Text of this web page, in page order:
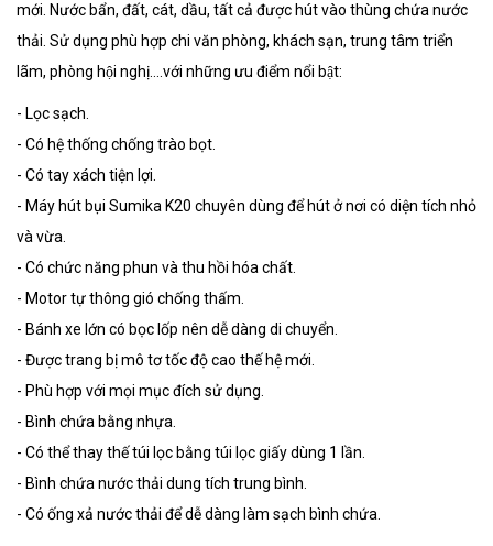
mới. Nước bẩn, đất, cát, dầu, tất cả được hút vào thùng chứa nước
thải. Sử dụng phù hợp chi văn phòng, khách sạn, trung tâm triển
lãm, phòng hội nghị….với những ưu điểm nổi bật:
- Lọc sạch.
- Có hệ thống chống trào bọt.
- Có tay xách tiện lợi.
- Máy hút bụi Sumika K20 chuyên dùng để hút ở nơi có diện tích nhỏ
và vừa.
- Có chức năng phun và thu hồi hóa chất.
- Motor tự thông gió chống thấm.
- Bánh xe lớn có bọc lốp nên dễ dàng di chuyển.
- Được trang bị mô tơ tốc độ cao thế hệ mới.
- Phù hợp với mọi mục đích sử dụng.
- Bình chứa bằng nhựa.
- Có thể thay thế túi lọc bằng túi lọc giấy dùng 1 lần.
- Bình chứa nước thải dung tích trung bình.
- Có ống xả nước thải để dễ dàng làm sạch bình chứa.